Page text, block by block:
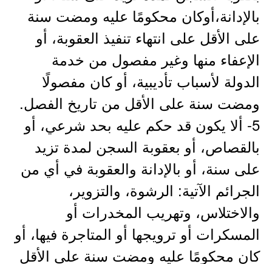
بالإدانة،أوكان محكومًا عليه ومضت سنة
على الأقل على انتهاء تنفيذ العقوبة، أو
الإعفاء منها وغير مفصول من خدمة
الدولة لأسباب تأديبية، أو كان مفصولًا
ومضت سنة على الأقل من تاريخ الفصل.
5- ألا يكون قد حكم عليه بحد شرعي، أو
بالقصاص، أو بعقوبة السجن لمدة تزيد
على سنة، أو بالإدانة والعقوبة في أي من
الجرائم الآتية: الرشوة، والتزوير،
والاختلاس، وتهريب المخدرات أو
المسكرات أو ترويجها أو المتاجرة فيها، أو
كان محكومًا عليه ومضت سنة على الأقل